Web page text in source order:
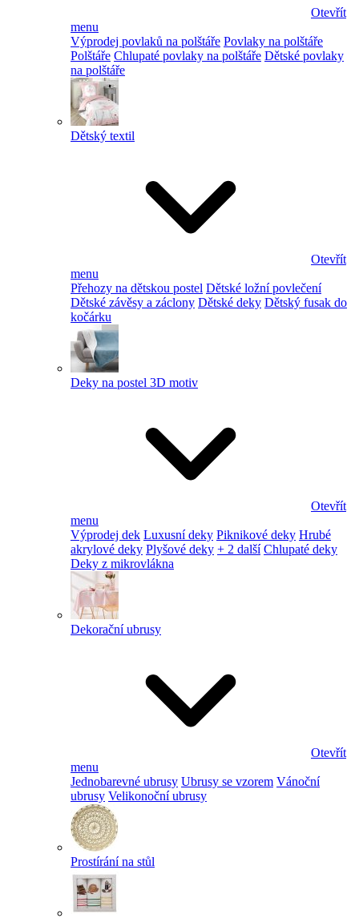
Otevřít
menu
Výprodej povlaků na polštáře Povlaky na polštáře
Polštáře Chlupaté povlaky na polštáře Dětské povlaky
na polštáře
Dětský textil
Otevřít
menu
Přehozy na dětskou postel Dětské ložní povlečení
Dětské závěsy a záclony Dětské deky Dětský fusak do
kočárku
Deky na postel 3D motiv
Otevřít
menu
Výprodej dek Luxusní deky Piknikové deky Hrubé
akrylové deky Plyšové deky + 2 další Chlupaté deky
Deky z mikrovlákna
Dekorační ubrusy
Otevřít
menu
Jednobarevné ubrusy Ubrusy se vzorem Vánoční
ubrusy Velikonoční ubrusy
Prostírání na stůl